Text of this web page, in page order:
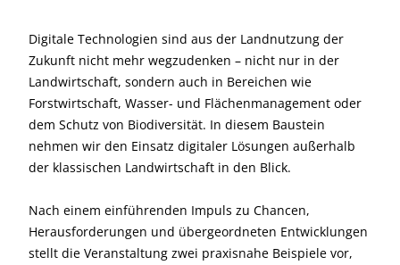
Digitale Technologien sind aus der Landnutzung der
Zukunft nicht mehr wegzudenken – nicht nur in der
Landwirtschaft, sondern auch in Bereichen wie
Forstwirtschaft, Wasser- und Flächenmanagement oder
dem Schutz von Biodiversität. In diesem Baustein
nehmen wir den Einsatz digitaler Lösungen außerhalb
der klassischen Landwirtschaft in den Blick.
Nach einem einführenden Impuls zu Chancen,
Herausforderungen und übergeordneten Entwicklungen
stellt die Veranstaltung zwei praxisnahe Beispiele vor,